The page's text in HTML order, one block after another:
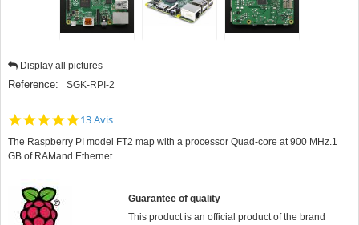
Display all pictures
Reference: SGK-RPI-2
4.9
rating
13 Avis
The Raspberry PI model FT2 map with a processorQuad-coreat 900 MHz.1
GB of RAMand Ethernet.
Guarantee of quality
This product is an official product of the brand